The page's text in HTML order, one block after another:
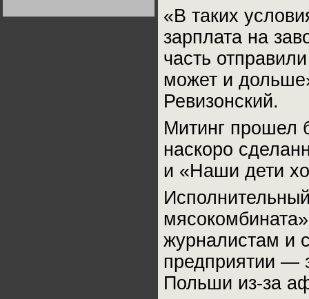
«В таких
зарплата на
часть
может и
Ревизонский.
Митинг прошел
наскоро
и «Наши дети
журналистам и
предприятии —
Польши из-за